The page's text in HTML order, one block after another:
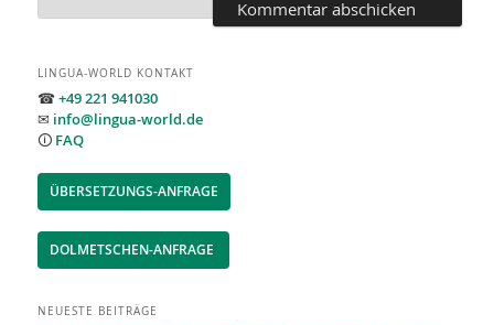
LINGUA-WORLD KONTAKT
☎+49 221 941030
✉ info@lingua-world.de
🛈 FAQ
ÜBERSETZUNGS-ANFRAGE
DOLMETSCHEN-ANFRAGE
NEUESTE BEITRÄGE